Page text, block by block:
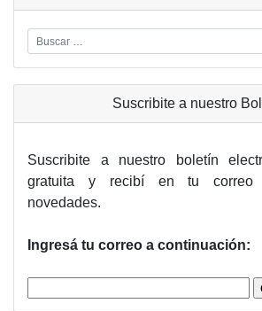
Suscribite a nuestro
Suscribite a nuestro boletín
gratuita y recibí en tu correo
novedades.
Ingresá tu correo a continuación: